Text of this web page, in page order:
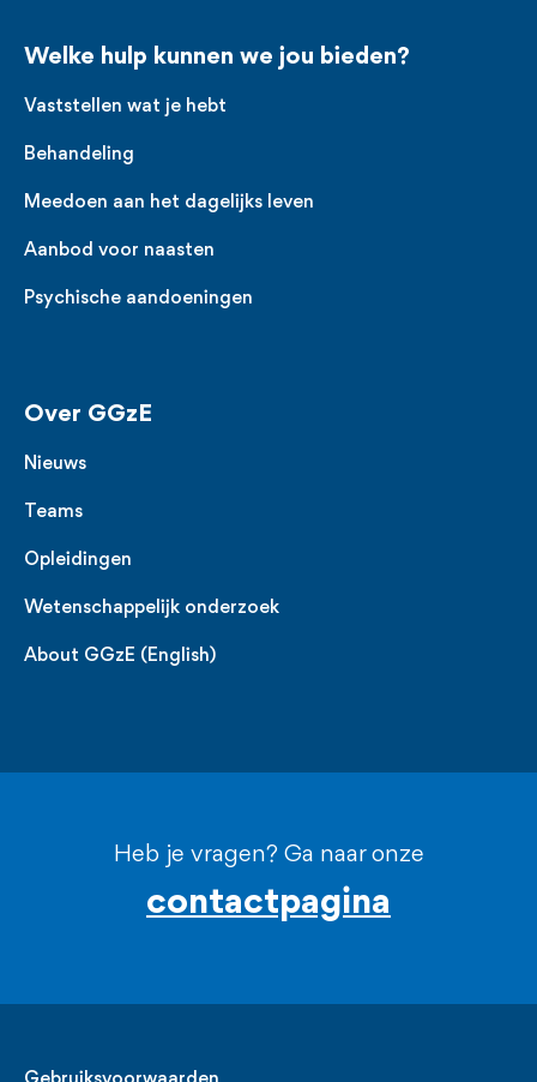
Welke hulp kunnen we jou bieden?
Vaststellen wat je hebt
Behandeling
Meedoen aan het dagelijks leven
Aanbod voor naasten
Psychische aandoeningen
Over GGzE
Nieuws
Teams
Opleidingen
Wetenschappelijk onderzoek
About GGzE (English)
Heb je vragen? Ga naar onze
contactpagina